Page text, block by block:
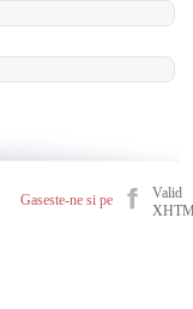
Gaseste-ne si pe
Valid